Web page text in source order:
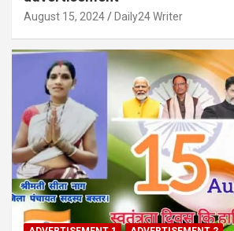
August 15, 2024 Daily24 Writer